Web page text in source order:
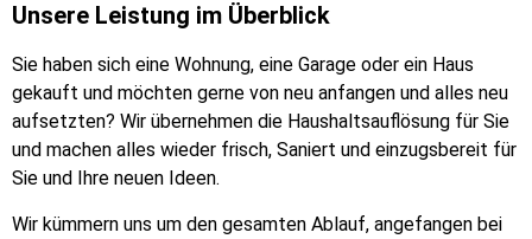
Unsere Leistung im Überblick
Sie haben sich eine Wohnung, eine Garage oder ein Haus
gekauft und möchten gerne von neu anfangen und alles neu
aufsetzten? Wir übernehmen die Haushaltsauflösung für Sie
und machen alles wieder frisch, Saniert und einzugsbereit für
Sie und Ihre neuen Ideen.
Wir kümmern uns um den gesamten Ablauf, angefangen bei